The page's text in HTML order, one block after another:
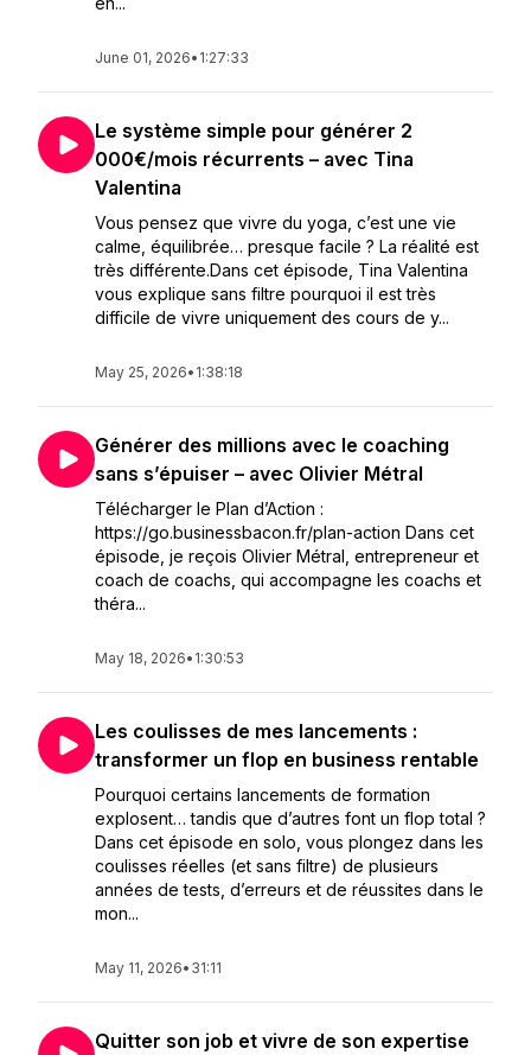
June 01, 2026• 1:27:33
Le système simple pour générer 2
000€/mois récurrents – avec Tina
Valentina
Vous pensez que vivre du yoga, c’est une vie
calme, équilibrée… presque facile ? La réalité est
très différente.Dans cet épisode, Tina Valentina
vous explique sans filtre pourquoi il est très
difficile de vivre uniquement des cours de y...
May 25, 2026• 1:38:18
Générer des millions avec le coaching
sans s’épuiser – avec Olivier Métral
Télécharger le Plan d’Action :
https://go.businessbacon.fr/plan-action Dans cet
épisode, je reçois Olivier Métral, entrepreneur et
coach de coachs, qui accompagne les coachs et
théra...
May 18, 2026• 1:30:53
Les coulisses de mes lancements :
transformer un flop en business rentable
Pourquoi certains lancements de formation
explosent… tandis que d’autres font un flop total ?
Dans cet épisode en solo, vous plongez dans les
coulisses réelles (et sans filtre) de plusieurs
années de tests, d’erreurs et de réussites dans le
mon...
May 11, 2026• 31:11
Quitter son job et vivre de son expertise